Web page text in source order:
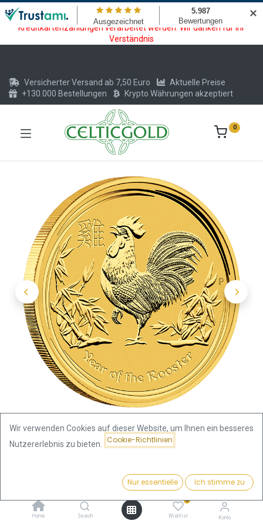
Wartungsarbeiten am Kreditkarten und Krypto Bezahlmodul. In der
Zeit vom 20.07. - 09.08.2026 können keine Krypto oder
Kreditkartenzahlungen verarbeitet werden. Wir danken für Ihr
Verständnis
Preis:
922,40€ Kaufen
Home Search
0
Wishlist Konto
Versicherter Versand ab 7,50 Euro
Aktuelle Preise
+130.000 Bestellungen
Krypto Währungen akzeptiert
0
Lunar II Hahn 1/4oz Goldmünze
Wir verwenden Cookies auf dieser Website, um Ihnen ein besseres
Nutzererlebnis zu bieten.
Cookie-Richtlinien
Nur essentielle Ich stimme zu
✕